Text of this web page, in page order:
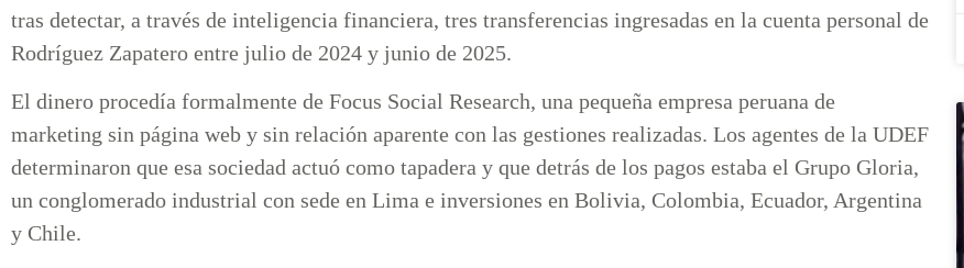
tras detectar, a través de inteligencia financiera, tres transferencias ingresadas en la cuenta personal de
Rodríguez Zapatero entre julio de 2024 y junio de 2025.
El dinero procedía formalmente de Focus Social Research, una pequeña empresa peruana de
marketing sin página web y sin relación aparente con las gestiones realizadas. Los agentes de la UDEF
determinaron que esa sociedad actuó como tapadera y que detrás de los pagos estaba el Grupo Gloria,
un conglomerado industrial con sede en Lima e inversiones en Bolivia, Colombia, Ecuador, Argentina
y Chile.